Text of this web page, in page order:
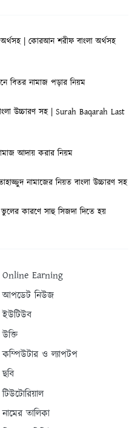
| কোরআন শরীফ বাংলা অর্থসহ
বিতর নামাজ পড়ার নিয়ম
উচ্চারণ সহ | Surah Baqarah Last
আদায় করার নিয়ম
নামাজের নিয়ত বাংলা উচ্চারণ সহ
কারণে সাহু সিজদা দিতে হয়
Online Earning
আপডেট নিউজ
ইউটিউব
উক্তি
কম্পিউটার ও ল্যাপটপ
ছবি
টিউটোরিয়াল
নামের তালিকা